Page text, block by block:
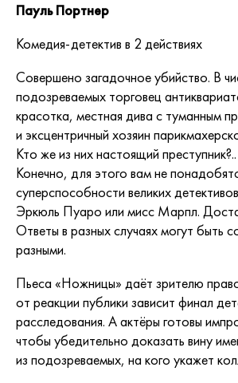
Пауль Портнер
Комедия-детектив в 2 действиях
Совершено загадочное убийство. В
подозреваемых торговец
красотка, местная дива с туманным
и эксцентричный хозяин
Кто же из них настоящий
Конечно, для этого вам не
суперспособности великих
Эркюль Пуаро или мисс Марпл.
Ответы в разных случаях могут быть
разными.
Пьеса «Ножницы» даёт зрителю
от реакции публики зависит финал
расследования. А актёры готовы
чтобы убедительно доказать вину
из подозреваемых, на кого укажет